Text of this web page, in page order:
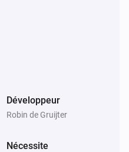
Développeur
Robin de Gruijter
Nécessite